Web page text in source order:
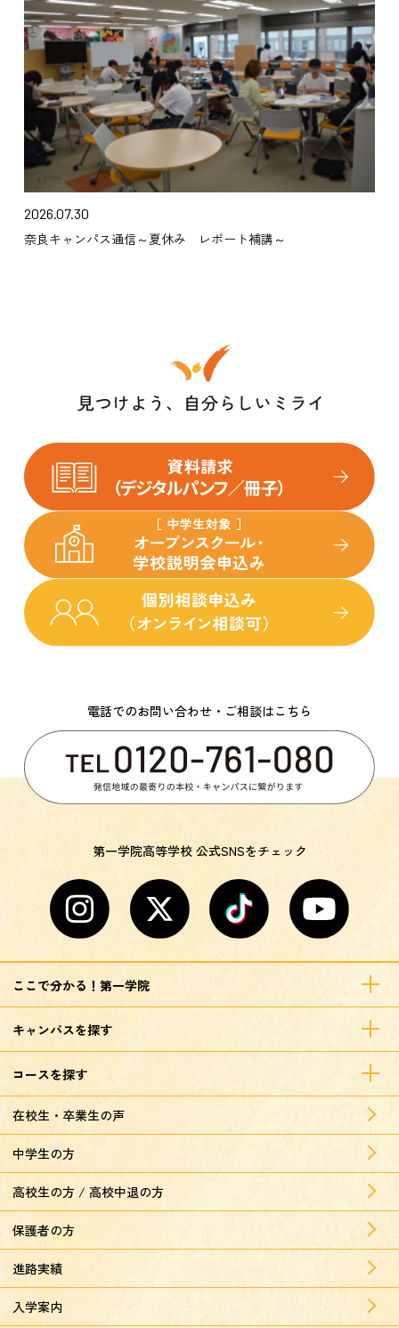
2026.07.30
奈良キャンパス通信～夏休み レポート補講～
電話でのお問い合わせ・ご相談はこちら
第一学院高等学校 公式SNSをチェック
ここで分かる！第一学院
キャンパスを探す
コースを探す
在校生・卒業生の声
中学生の方
高校生の方 / 高校中退の方
保護者の方
進路実績
入学案内